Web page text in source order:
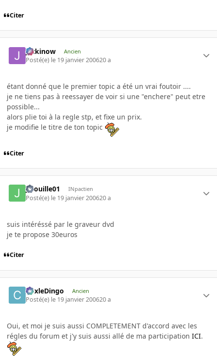
Citer
jackinow Ancien
Posté(e) le 19 janvier 200620 a
étant donné que le premier topic a été un vrai foutoir ....
je ne tiens pas à reessayer de voir si une "enchere" peut etre
possible...
alors plie toi à la regle stp, et fixe un prix.
je modifie le titre de ton topic
Citer
jibouille01 INpactien
Posté(e) le 19 janvier 200620 a
suis intéréssé par le graveur dvd
je te propose 30euros
Citer
CoxleDingo Ancien
Posté(e) le 19 janvier 200620 a
Oui, et moi je suis aussi COMPLETEMENT d'accord avec les
régles du forum et j'y suis aussi allé de ma participation ICI.